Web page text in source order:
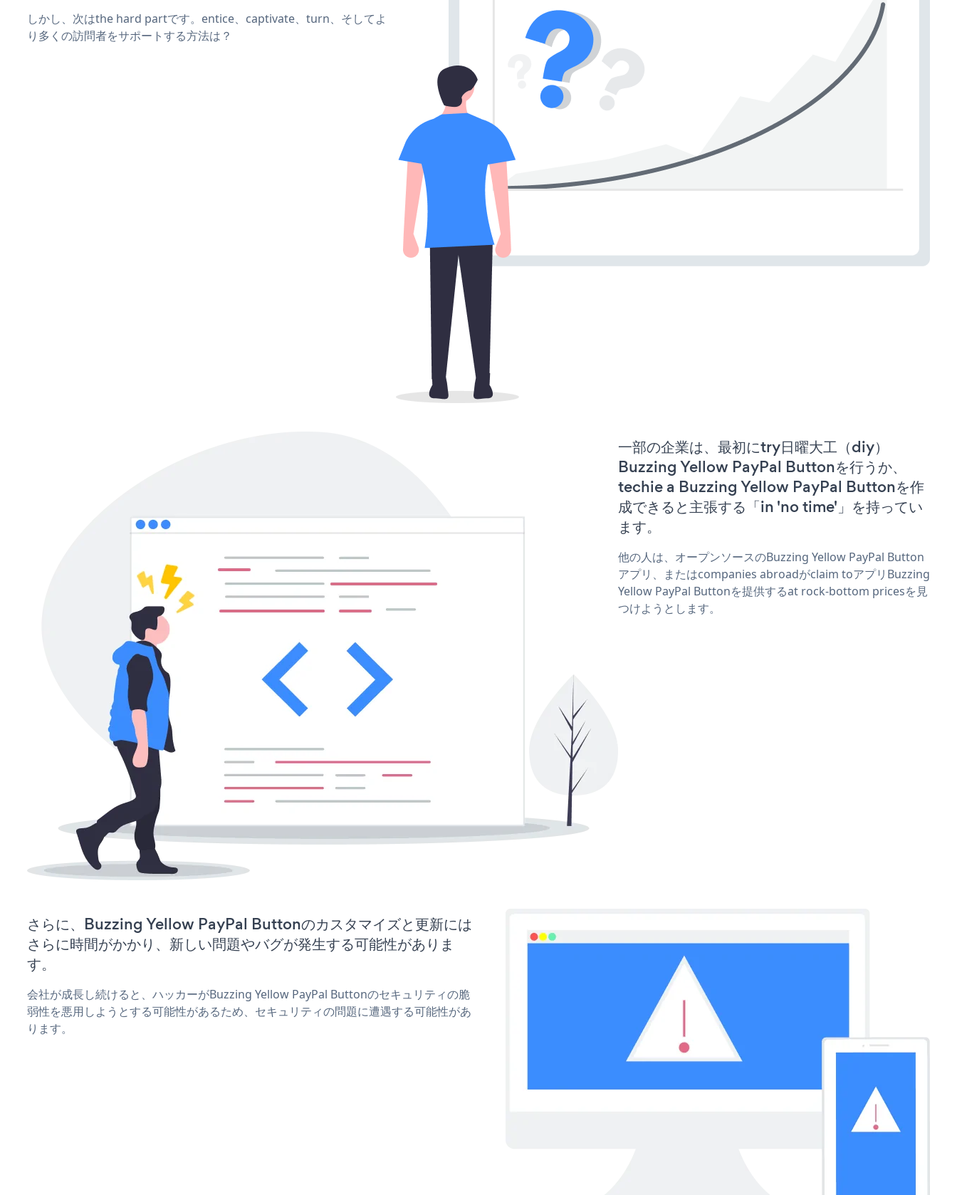
しかし、次はthe hard partです。entice、captivate、turn、そしてよ
り多くの訪問者をサポートする方法は？
一部の企業は、最初にtry日曜大工（diy）
Buzzing Yellow PayPal Buttonを行うか、
techie a Buzzing Yellow PayPal Buttonを作
成できると主張する「in 'no time'」を持ってい
ます。
他の人は、オープンソースのBuzzing Yellow PayPal Button
アプリ、またはcompanies abroadがclaim toアプリBuzzing
Yellow PayPal Buttonを提供するat rock-bottom pricesを見
つけようとします。
さらに、Buzzing Yellow PayPal Buttonのカスタマイズと更新には
さらに時間がかかり、新しい問題やバグが発生する可能性がありま
す。
会社が成長し続けると、ハッカーがBuzzing Yellow PayPal Buttonのセキュリティの脆
弱性を悪用しようとする可能性があるため、セキュリティの問題に遭遇する可能性があ
ります。